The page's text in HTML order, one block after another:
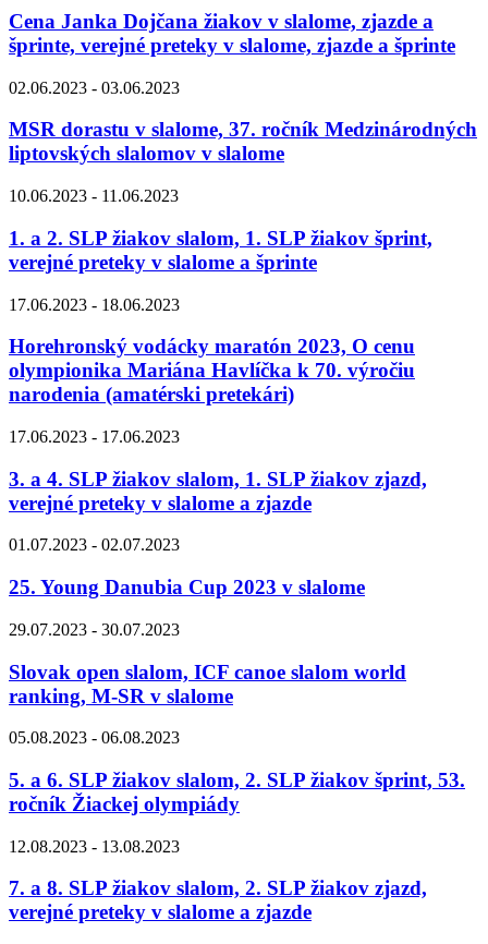
Cena Janka Dojčana žiakov v slalome, zjazde a
šprinte, verejné preteky v slalome, zjazde a šprinte
02.06.2023 - 03.06.2023
MSR dorastu v slalome, 37. ročník Medzinárodných
liptovských slalomov v slalome
10.06.2023 - 11.06.2023
1. a 2. SLP žiakov slalom, 1. SLP žiakov šprint,
verejné preteky v slalome a šprinte
17.06.2023 - 18.06.2023
Horehronský vodácky maratón 2023, O cenu
olympionika Mariána Havlíčka k 70. výročiu
narodenia (amatérski pretekári)
17.06.2023 - 17.06.2023
3. a 4. SLP žiakov slalom, 1. SLP žiakov zjazd,
verejné preteky v slalome a zjazde
01.07.2023 - 02.07.2023
25. Young Danubia Cup 2023 v slalome
29.07.2023 - 30.07.2023
Slovak open slalom, ICF canoe slalom world
ranking, M-SR v slalome
05.08.2023 - 06.08.2023
5. a 6. SLP žiakov slalom, 2. SLP žiakov šprint, 53.
ročník Žiackej olympiády
12.08.2023 - 13.08.2023
7. a 8. SLP žiakov slalom, 2. SLP žiakov zjazd,
verejné preteky v slalome a zjazde